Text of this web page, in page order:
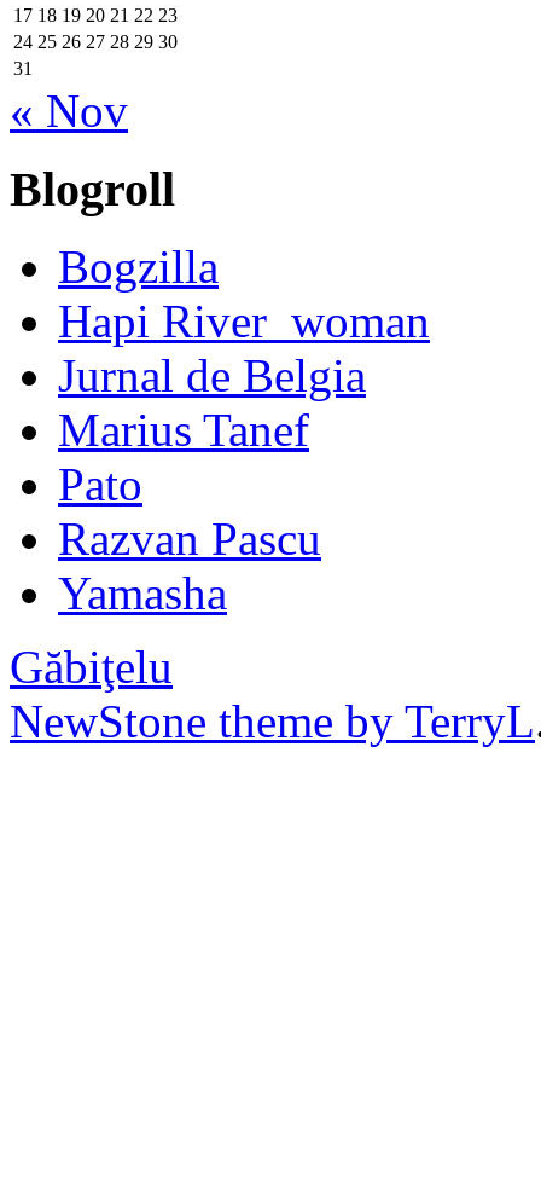
17 18 19 20 21 22 23
24 25 26 27 28 29 30
31
« Nov
Blogroll
Bogzilla
Hapi River_woman
Jurnal de Belgia
Marius Tanef
Pato
Razvan Pascu
Yamasha
Găbiţelu
NewStone theme by TerryL